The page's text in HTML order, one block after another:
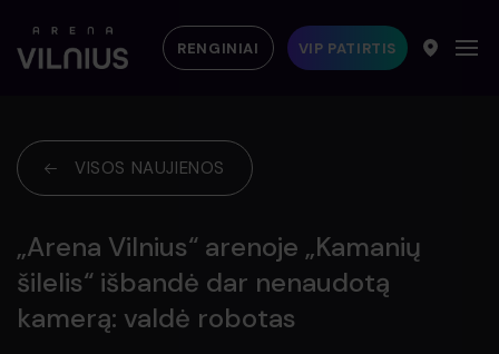
RENGINIAI VIP PATIRTIS
VISOS NAUJIENOS
„Arena Vilnius“ arenoje „Kamanių
šilelis“ išbandė dar nenaudotą
kamerą: valdė robotas